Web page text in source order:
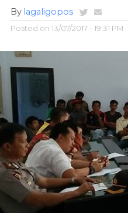
By lagaligopos
Posted on 13/07/2017 - 19:31 PM